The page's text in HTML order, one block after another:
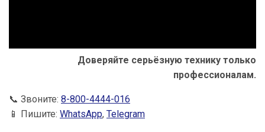
Доверяйте серьёзную технику только
профессионалам.
📞 Звоните: 8-800-4444-016
📱 Пишите: WhatsApp, Telegram